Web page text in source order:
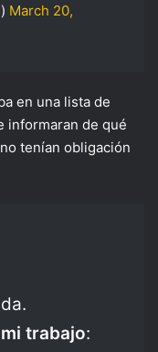
March 20,
en una lista de
informaran de qué
tenían obligación
mi trabajo: